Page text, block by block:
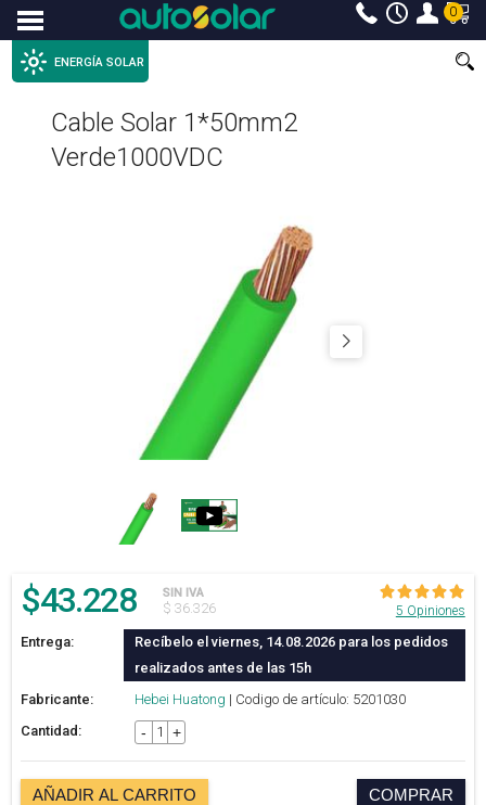
Menu 0
ENERGÍA SOLAR
Cable Solar 1*50mm2
Verde1000VDC
$43.228 SIN IVA
$ 36.326 5 Opiniones
Entrega:
Recíbelo el viernes, 14.08.2026 para los pedidos
realizados antes de las 15h
Fabricante:
Hebei Huatong | Codigo de artículo: 5201030
Cantidad:
- +
AÑADIR AL CARRITO COMPRAR